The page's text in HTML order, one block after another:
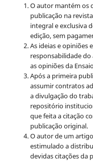
O autor mantém os
publicação na
integral e exclusiva
edição, sem
As ideias e opiniões
responsabilidade
as opiniões da
Após a primeira
assumir contratos
a divulgação do
repositório
que feita a citação
publicação original.
O autor de um
estimulado a
devidas citações da